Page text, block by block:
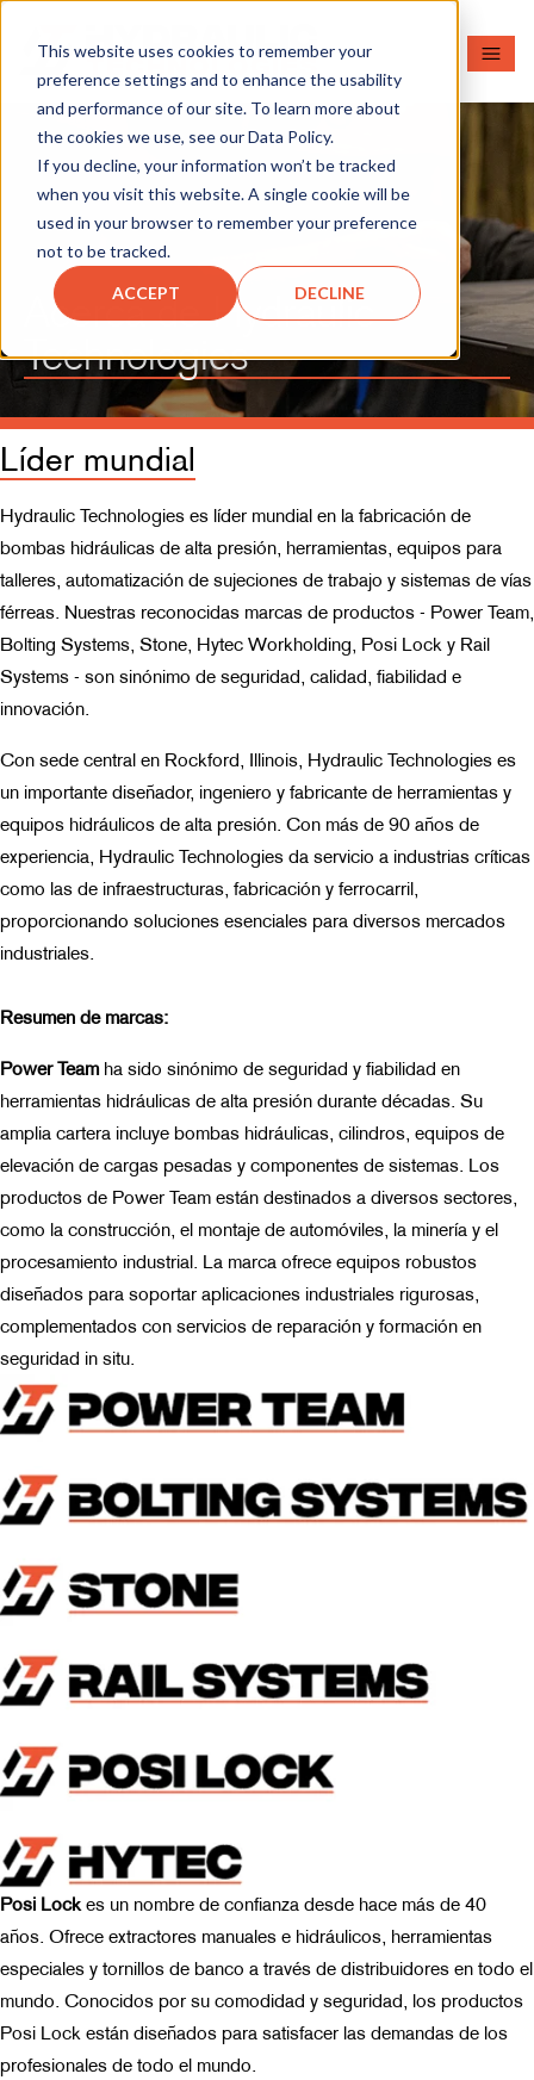
This website uses cookies to remember your
preference settings and to enhance the usability
and performance of our site. To learn more about
the cookies we use, see our Data Policy.
If you decline, your information won’t be tracked
when you visit this website. A single cookie will be
used in your browser to remember your preference
not to be tracked.
ACCEPT DECLINE
Acerca de Hydraulic
Technologies
Líder mundial
Hydraulic Technologies es líder mundial en la fabricación de
bombas hidráulicas de alta presión, herramientas, equipos para
talleres, automatización de sujeciones de trabajo y sistemas de vías
férreas. Nuestras reconocidas marcas de productos - Power Team,
Bolting Systems, Stone, Hytec Workholding, Posi Lock y Rail
Systems - son sinónimo de seguridad, calidad, fiabilidad e
innovación.
Con sede central en Rockford, Illinois, Hydraulic Technologies es
un importante diseñador, ingeniero y fabricante de herramientas y
equipos hidráulicos de alta presión. Con más de 90 años de
experiencia, Hydraulic Technologies da servicio a industrias críticas
como las de infraestructuras, fabricación y ferrocarril,
proporcionando soluciones esenciales para diversos mercados
industriales.
Resumen de marcas:
Power Teamha sido sinónimo de seguridad y fiabilidad en
herramientas hidráulicas de alta presión durante décadas. Su
amplia cartera incluye bombas hidráulicas, cilindros, equipos de
elevación de cargas pesadas y componentes de sistemas. Los
productos de Power Team están destinados a diversos sectores,
como la construcción, el montaje de automóviles, la minería y el
procesamiento industrial. La marca ofrece equipos robustos
diseñados para soportar aplicaciones industriales rigurosas,
complementados con servicios de reparación y formación en
seguridad in situ.
Posi Lockes un nombre de confianza desde hace más de 40
años. Ofrece extractores manuales e hidráulicos, herramientas
especiales y tornillos de banco a través de distribuidores en todo el
mundo. Conocidos por su comodidad y seguridad, los productos
Posi Lock están diseñados para satisfacer las demandas de los
profesionales de todo el mundo.